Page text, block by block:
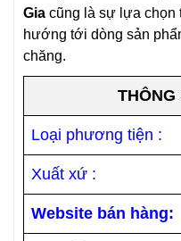
Gia cũng là sự lựa chọn
hướng tới dòng sản
chăng.
THÔNG
Loại phương tiện :
Xuất xứ :
Website bán hàng: